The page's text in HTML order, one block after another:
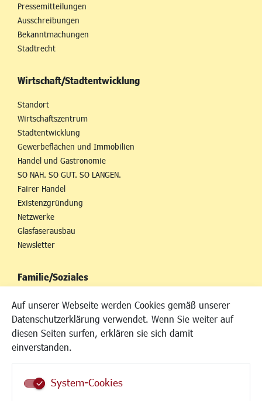
Auf unserer Webseite werden Cookies gemäß unserer
Datenschutzerklärung verwendet. Wenn Sie weiter auf
diesen Seiten surfen, erklären sie sich damit
einverstanden.
System-Cookies
Pressemitteilungen
Ausschreibungen
Bekanntmachungen
Stadtrecht
Wirtschaft/Stadtentwicklung
Standort
Wirtschaftszentrum
Stadtentwicklung
Gewerbeflächen und Immobilien
Handel und Gastronomie
SO NAH. SO GUT. SO LANGEN.
Fairer Handel
Existenzgründung
Netzwerke
Glasfaserausbau
Newsletter
Familie/Soziales
Kinderbetreuung
Kinder und Jugend
Institutionen für Familien
Frauen
Schule